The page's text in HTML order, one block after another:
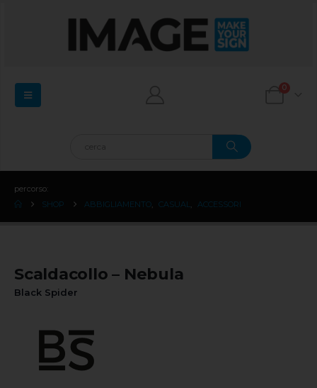
0
percorso:
SHOP
ABBIGLIAMENTO CASUAL ACCESSORI
Scaldacollo – Nebula
Black Spider